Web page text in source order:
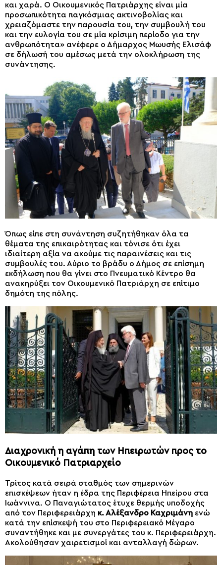
και χαρά. Ο Οικουμενικός Πατριάρχης είναι μία
προσωπικότητα παγκόσμιας ακτινοβολίας και
χρειαζόμαστε την παρουσία του, την συμβουλή του
και την ευλογία του σε μία κρίσιμη περίοδο για την
ανθρωπότητα» ανέφερε ο Δήμαρχος Μωυσής Ελισάφ
σε δήλωσή του αμέσως μετά την ολοκλήρωση της
συνάντησης.
Όπως είπε στη συνάντηση συζητήθηκαν όλα τα
θέματα της επικαιρότητας και τόνισε ότι έχει
ιδιαίτερη αξία να ακούμε τις παραινέσεις και τις
συμβουλές του. Αύριο το βράδυ ο Δήμος σε επίσημη
εκδήλωση που θα γίνει στο Πνευματικό Κέντρο θα
ανακηρύξει τον Οικουμενικό Πατριάρχη σε επίτιμο
δημότη της πόλης.
Διαχρονική η αγάπη των Ηπειρωτών προς το
Οικουμενικό Πατριαρχείο
Τρίτος κατά σειρά σταθμός των σημερινών
επισκέψεων ήταν η έδρα της Περιφέρεια Ηπείρου στα
Ιωάννινα. Ο Παναγιώτατος έτυχε θερμής υποδοχής
από τον Περιφερειάρχη κ. Αλέξανδρο Καχριμάνη ενώ
κατά την επίσκεψή του στο Περιφερειακό Μέγαρο
συναντήθηκε και με συνεργάτες του κ. Περιφερειάρχη.
Ακολούθησαν χαιρετισμοί και ανταλλαγή δώρων.